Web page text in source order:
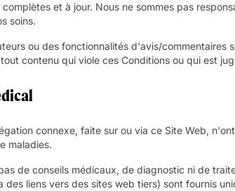
et à jour. Nous ne sommes pas
soins.
ou des fonctionnalités d'avis/
contenu qui viole ces Conditions ou qui est
connexe, faite sur ou via ce Site Web,
maladies.
de conseils médicaux, de diagnostic ni de
des liens vers des sites web tiers) sont fournis